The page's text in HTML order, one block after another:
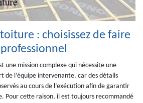
: choisissez de faire
une mission complexe qui nécessite une
de l’équipe intervenante, car des détails
au cours de l’exécution afin de garantir
Pour cette raison, il est toujours recommandé